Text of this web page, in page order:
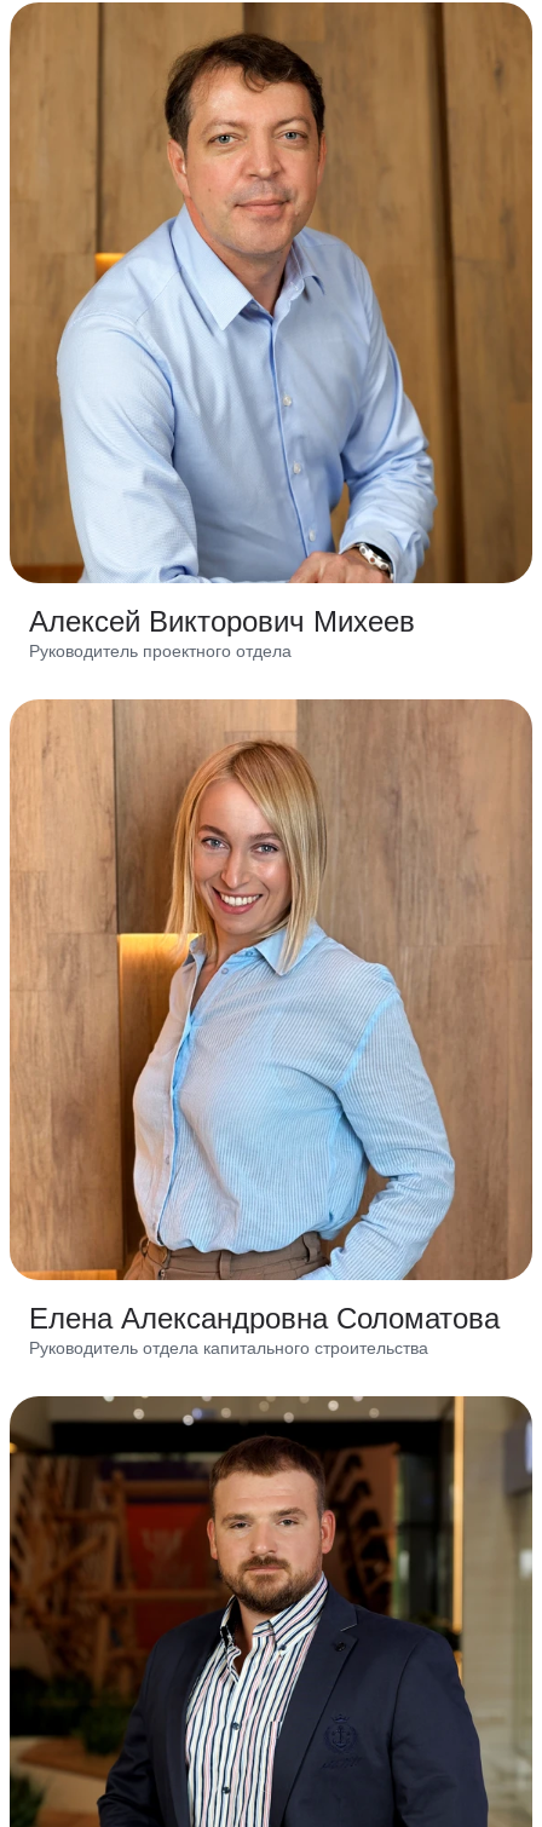
Алексей Викторович Михеев
Руководитель проектного отдела
Елена Александровна Соломатова
Руководитель отдела капитального строительства